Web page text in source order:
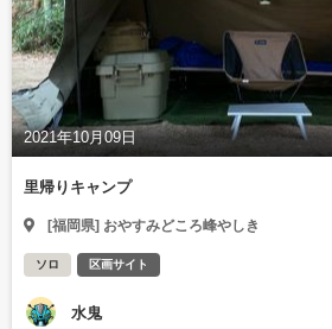
2021年10月09日
里帰りキャンプ
[福岡県] おやすみどころ峰やしき
ソロ 区画サイト
水鬼